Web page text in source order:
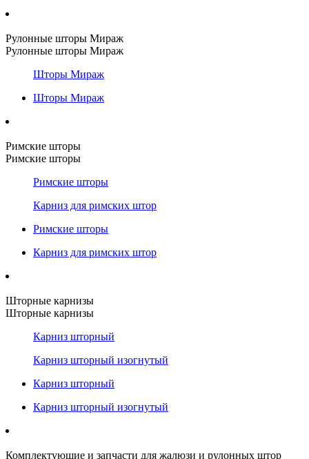
Рулонные шторы Мираж
Рулонные шторы Мираж
Шторы Мираж
Шторы Мираж
Римские шторы
Римские шторы
Римские шторы
Карниз для римских штор
Римские шторы
Карниз для римских штор
Шторные карнизы
Шторные карнизы
Карниз шторный
Карниз шторный изогнутый
Карниз шторный
Карниз шторный изогнутый
Комплектующие и запчасти для жалюзи и рулонных штор